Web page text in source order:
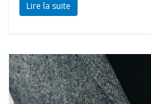
Lire la suite